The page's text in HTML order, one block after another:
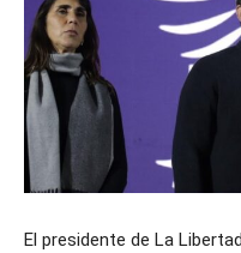
El presidente de La